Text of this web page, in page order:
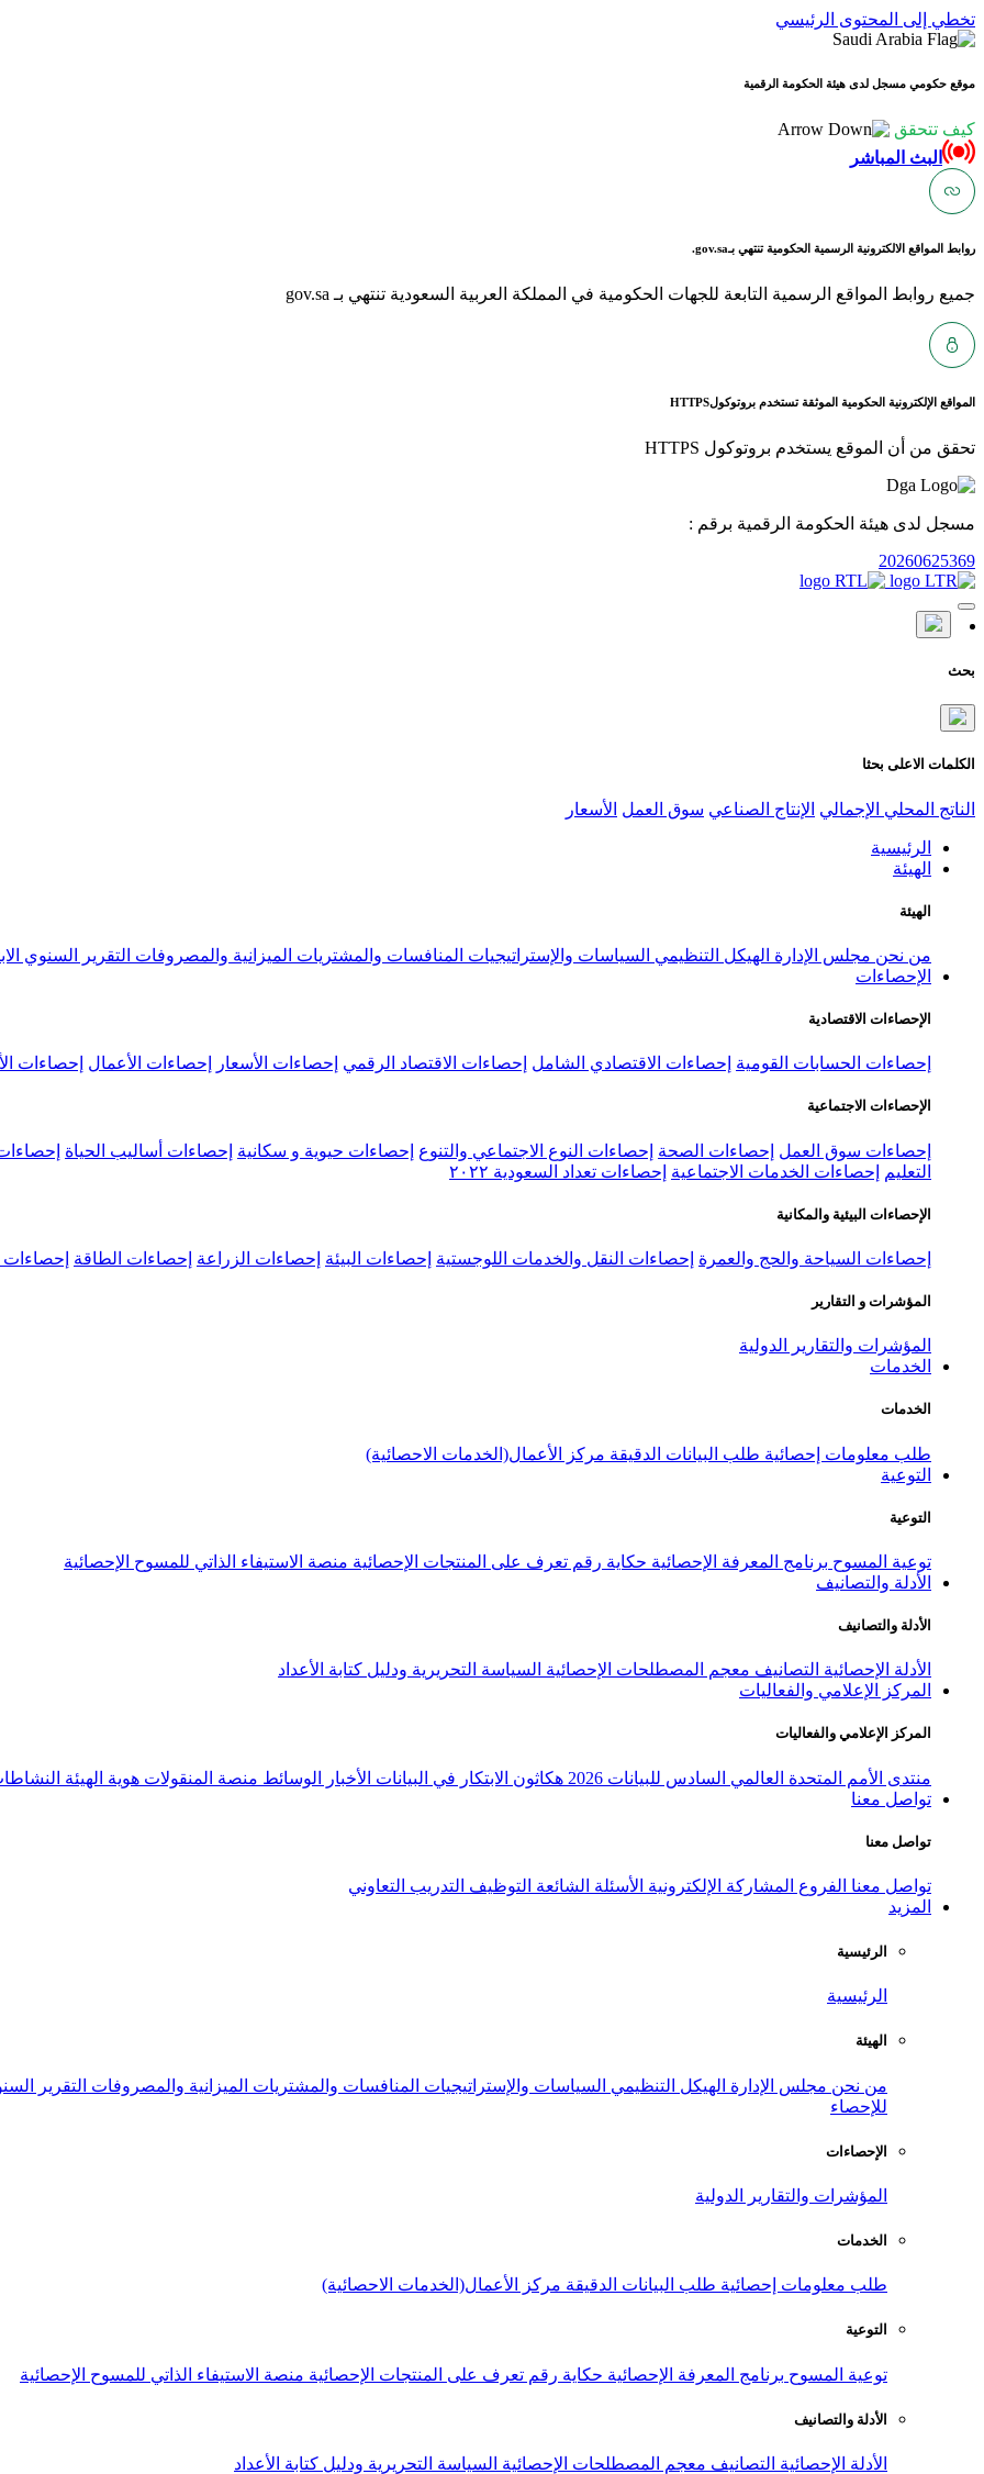
تخطي إلى المحتوى الرئيسي
موقع حكومي مسجل لدى هيئة الحكومة الرقمية
كيف تتحقق
البث المباشر
روابط المواقع الالكترونية الرسمية الحكومية تنتهي بـgov.sa.
جميع روابط المواقع الرسمية التابعة للجهات الحكومية في المملكة العربية السعودية تنتهي بـ gov.sa
المواقع الإلكترونية الحكومية الموثقة تستخدم بروتوكولHTTPS
تحقق من أن الموقع يستخدم بروتوكول HTTPS
مسجل لدى هيئة الحكومة الرقمية برقم :
20260625369
بحث
الكلمات الاعلى بحثا
الناتج المحلي الإجمالي الإنتاج الصناعي سوق العمل الأسعار
الرئيسية
الهيئة
الهيئة
من نحن مجلس الإدارة الهيكل التنظيمي السياسات والإستراتيجيات المنافسات والمشتريات الميزانية والمصروفات التقرير السنوي
الإحصاءات
الإحصاءات الاقتصادية
إحصاءات الحسابات القومية إحصاءات الاقتصادي الشامل إحصاءات الاقتصاد الرقمي إحصاءات الأسعار إحصاءات الأعمال إحصاءات
الإحصاءات الاجتماعية
إحصاءات سوق العمل إحصاءات الصحة إحصاءات النوع الاجتماعي والتنوع إحصاءات حيوية و سكانية إحصاءات أساليب الحياة
التعليم
إحصاءات الخدمات الاجتماعية إحصاءات تعداد السعودية ٢٠٢٢
الإحصاءات البيئية والمكانية
إحصاءات السياحة والحج والعمرة إحصاءات النقل والخدمات اللوجستية إحصاءات البيئة إحصاءات الزراعة إحصاءات الطاقة إحصاءات
المؤشرات و التقارير
المؤشرات والتقارير الدولية
الخدمات
الخدمات
طلب معلومات إحصائية طلب البيانات الدقيقة مركز الأعمال(الخدمات الاحصائية)
التوعية
التوعية
توعية المسوح برنامج المعرفة الإحصائية حكاية رقم تعرف على المنتجات الإحصائية منصة الاستيفاء الذاتي للمسوح الإحصائية
الأدلة والتصانيف
الأدلة والتصانيف
الأدلة الإحصائية التصانيف معجم المصطلحات الإحصائية السياسة التحريرية ودليل كتابة الأعداد
المركز الإعلامي والفعاليات
المركز الإعلامي والفعاليات
منتدى الأمم المتحدة العالمي السادس للبيانات 2026 هكاثون الابتكار في البيانات الأخبار الوسائط منصة المنقولات هوية الهيئة
تواصل معنا
تواصل معنا
تواصل معنا الفروع المشاركة الإلكترونية الأسئلة الشائعة التوظيف التدريب التعاوني
المزيد
الرئيسية
الرئيسية
الهيئة
من نحن مجلس الإدارة الهيكل التنظيمي السياسات والإستراتيجيات المنافسات والمشتريات الميزانية والمصروفات التقرير
للإحصاء
الإحصاءات
المؤشرات والتقارير الدولية
الخدمات
طلب معلومات إحصائية طلب البيانات الدقيقة مركز الأعمال(الخدمات الاحصائية)
التوعية
توعية المسوح برنامج المعرفة الإحصائية حكاية رقم تعرف على المنتجات الإحصائية منصة الاستيفاء الذاتي للمسوح الإحصائية
الأدلة والتصانيف
الأدلة الإحصائية التصانيف معجم المصطلحات الإحصائية السياسة التحريرية ودليل كتابة الأعداد